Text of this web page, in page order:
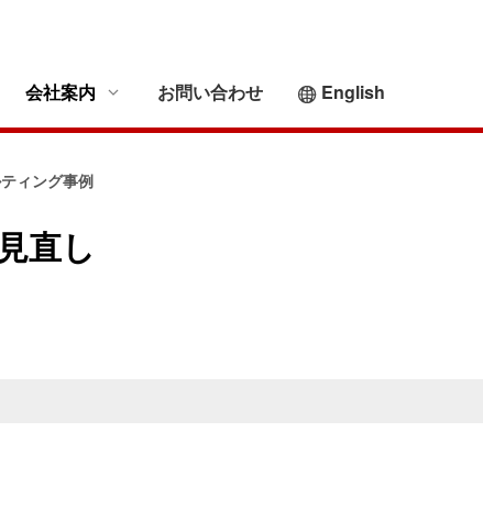
の最適化
・公共法人における透明性の高い保
の保険一括見直しコンサルティング
（グローバルプログラム）事例
人における保険手配事例
ロジェクトに関する保険コンサルテ
会社案内 お問い合わせ English
ィング事例
直し